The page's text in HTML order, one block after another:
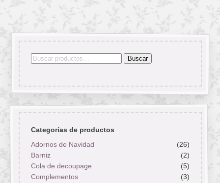
Buscar
Buscar
Categorías de productos
Adornos de Navidad
(26)
Barniz
(2)
Cola de decoupage
(5)
Complementos
(3)